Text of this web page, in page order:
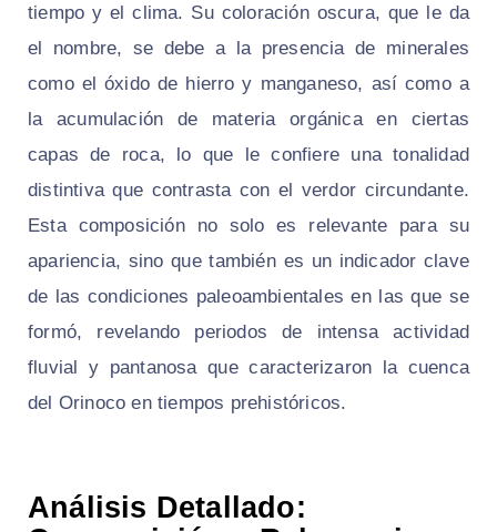
tiempo y el clima. Su coloración oscura, que le da
el nombre, se debe a la presencia de minerales
como el óxido de hierro y manganeso, así como a
la acumulación de materia orgánica en ciertas
capas de roca, lo que le confiere una tonalidad
distintiva que contrasta con el verdor circundante.
Esta composición no solo es relevante para su
apariencia, sino que también es un indicador clave
de las condiciones paleoambientales en las que se
formó, revelando periodos de intensa actividad
fluvial y pantanosa que caracterizaron la cuenca
del Orinoco en tiempos prehistóricos.
Análisis Detallado: